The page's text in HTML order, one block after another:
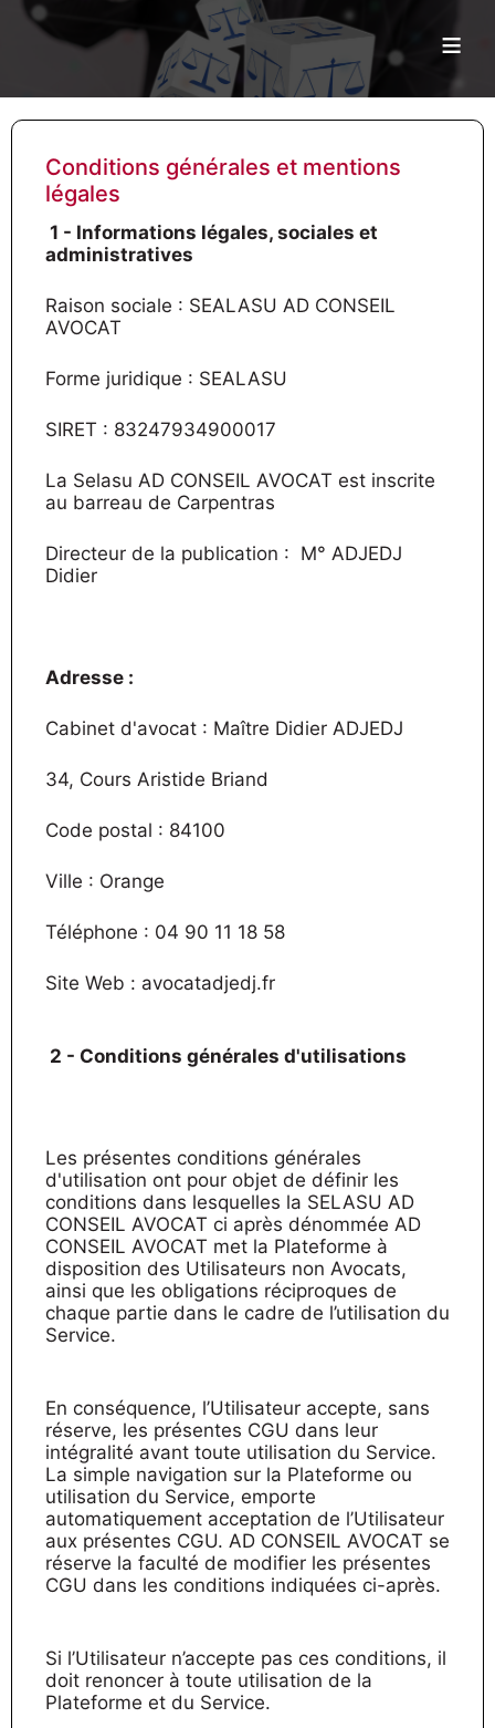
≡
Conditions générales et mentions
légales
1 - Informations légales, sociales et
administratives
Raison sociale : SEALASU AD CONSEIL
AVOCAT
Forme juridique : SEALASU
SIRET : 83247934900017
La Selasu AD CONSEIL AVOCAT est inscrite
au barreau de Carpentras
Directeur de la publication : M° ADJEDJ
Didier
Adresse :
Cabinet d'avocat : Maître Didier ADJEDJ
34, Cours Aristide Briand
Code postal : 84100
Ville : Orange
Téléphone : 04 90 11 18 58
Site Web : avocatadjedj.fr
2 - Conditions générales d'utilisations
Les présentes conditions générales
d'utilisation ont pour objet de définir les
conditions dans lesquelles la SELASU AD
CONSEIL AVOCAT ci après dénommée AD
CONSEIL AVOCAT met la Plateforme à
disposition des Utilisateurs non Avocats,
ainsi que les obligations réciproques de
chaque partie dans le cadre de l’utilisation du
Service.
En conséquence, l’Utilisateur accepte, sans
réserve, les présentes CGU dans leur
intégralité avant toute utilisation du Service.
La simple navigation sur la Plateforme ou
utilisation du Service, emporte
automatiquement acceptation de l’Utilisateur
aux présentes CGU. AD CONSEIL AVOCAT se
réserve la faculté de modifier les présentes
CGU dans les conditions indiquées ci-après.
Si l’Utilisateur n’accepte pas ces conditions, il
doit renoncer à toute utilisation de la
Plateforme et du Service.